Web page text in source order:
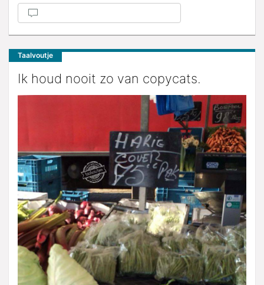
Taalvoutje
Ik houd nooit zo van copycats.